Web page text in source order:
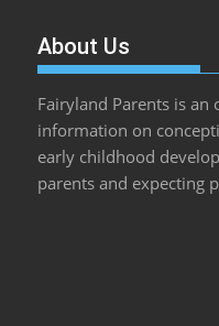
About Us
Fairyland Parents is
information on
early childhood
parents and expecting